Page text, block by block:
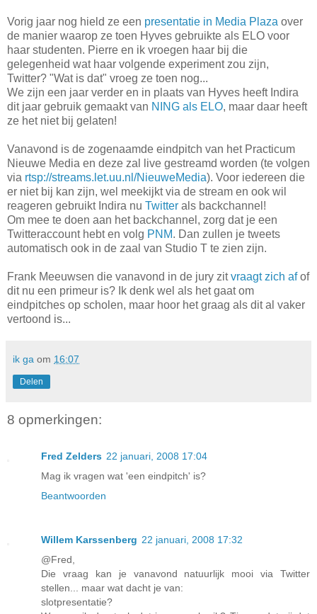
Vorig jaar nog hield ze een presentatie in Media Plaza over
de manier waarop ze toen Hyves gebruikte als ELO voor
haar studenten. Pierre en ik vroegen haar bij die
gelegenheid wat haar volgende experiment zou zijn,
Twitter? "Wat is dat" vroeg ze toen nog...
We zijn een jaar verder en in plaats van Hyves heeft Indira
dit jaar gebruik gemaakt van NING als ELO, maar daar heeft
ze het niet bij gelaten!
Vanavond is de zogenaamde eindpitch van het Practicum
Nieuwe Media en deze zal live gestreamd worden (te volgen
via rtsp://streams.let.uu.nl/NieuweMedia). Voor iedereen die
er niet bij kan zijn, wel meekijkt via de stream en ook wil
reageren gebruikt Indira nu Twitter als backchannel!
Om mee te doen aan het backchannel, zorg dat je een
Twitteraccount hebt en volg PNM. Dan zullen je tweets
automatisch ook in de zaal van Studio T te zien zijn.
Frank Meeuwsen die vanavond in de jury zitvraagt zich afof
dit nu een primeur is? Ik denk wel als het gaat om
eindpitches op scholen, maar hoor het graag als dit al vaker
vertoond is...
ik ga om 16:07
Delen
8 opmerkingen:
Fred Zelders 22 januari, 2008 17:04
Mag ik vragen wat 'een eindpitch' is?
Beantwoorden
Willem Karssenberg 22 januari, 2008 17:32
@Fred,
Die vraag kan je vanavond natuurlijk mooi via Twitter
stellen... maar wat dacht je van:
slotpresentatie?